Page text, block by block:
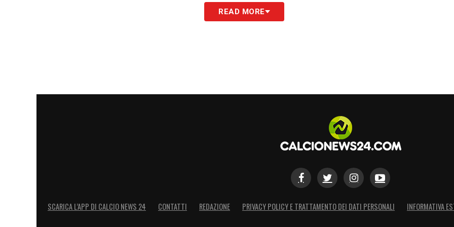
LA PLAYLIST DELLE NOSTRE TOP NEWSREAD MORE
SCARICA L’APP DI CALCIO NEWS 24 CONTATTI REDAZIONE PRIVACY POLICY E TRATTAMENTO DEI DATI PERSONALI INFORMATIVA